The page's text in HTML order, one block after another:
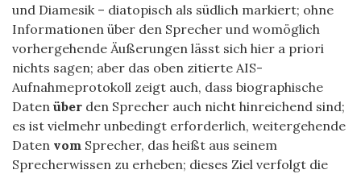
und Diamesik – diatopisch als südlich markiert; ohne
Informationen über den Sprecher und womöglich
vorhergehende Äußerungen lässt sich hier a priori
nichts sagen; aber das oben zitierte AIS-
Aufnahmeprotokoll zeigt auch, dass biographische
Daten über den Sprecher auch nicht hinreichend sind;
es ist vielmehr unbedingt erforderlich, weitergehende
Daten vom Sprecher, das heißt aus seinem
Sprecherwissen zu erheben; dieses Ziel verfolgt die